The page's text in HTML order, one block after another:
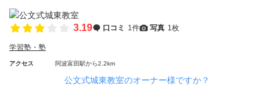
3.19 口コミ 1件 写真 1枚
学習塾・塾
アクセス 阿波富田駅から2.2km
公文式城東教室のオーナー様ですか？